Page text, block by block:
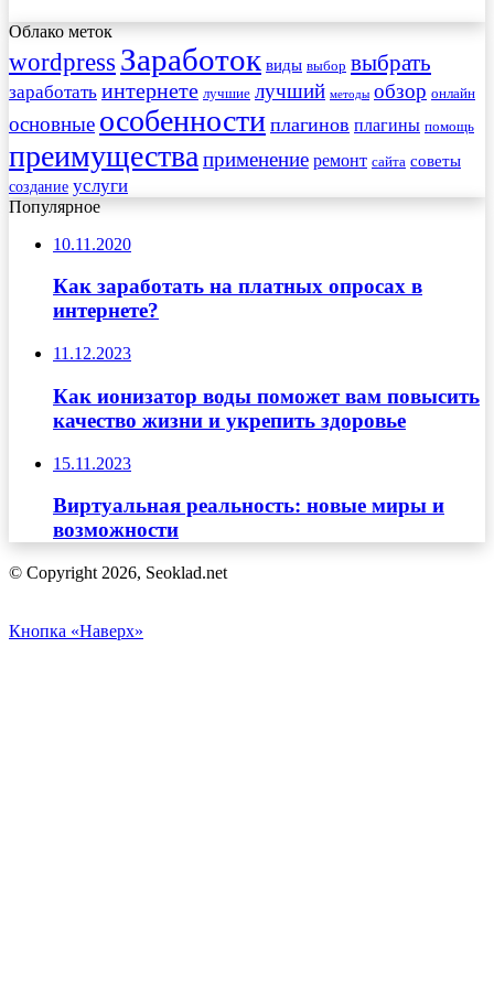
Облако меток
wordpress Заработок виды выбор выбрать
заработать интернете лучшие лучший методы обзор онлайн
основные особенности плагинов плагины помощь
преимущества применение ремонт сайта советы
создание услуги
Популярное
10.11.2020
Как заработать на платных опросах в
интернете?
11.12.2023
Как ионизатор воды поможет вам повысить
качество жизни и укрепить здоровье
15.11.2023
Виртуальная реальность: новые миры и
возможности
© Copyright 2026, Seoklad.net
Кнопка «Наверх»